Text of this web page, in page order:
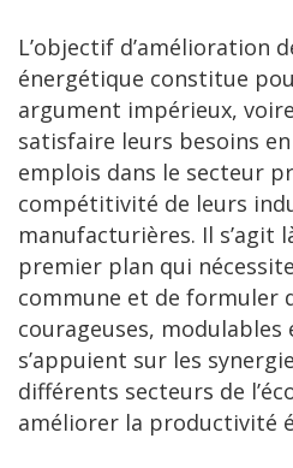
L’objectif d’amélioration
énergétique constitue
argument impérieux,
satisfaire leurs besoins
emplois dans le secteur
compétitivité de leurs
manufacturières. Il s’agit
premier plan qui
commune et de formuler
courageuses,
s’appuient sur les
différents secteurs de
améliorer la productivité